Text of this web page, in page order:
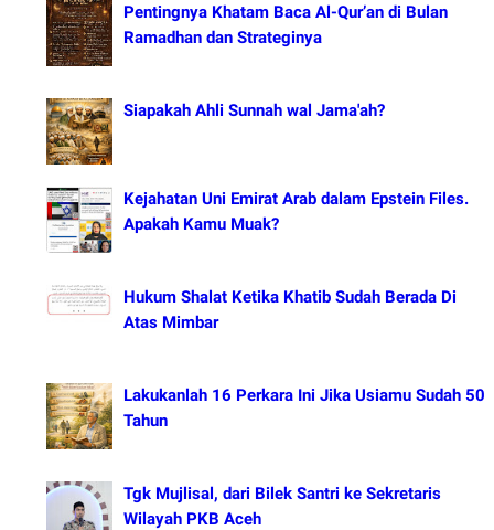
Pentingnya Khatam Baca Al-Qur’an di Bulan
Ramadhan dan Strateginya
Siapakah Ahli Sunnah wal Jama'ah?
Kejahatan Uni Emirat Arab dalam Epstein Files.
Apakah Kamu Muak?
Hukum Shalat Ketika Khatib Sudah Berada Di
Atas Mimbar
Lakukanlah 16 Perkara Ini Jika Usiamu Sudah 50
Tahun
Tgk Mujlisal, dari Bilek Santri ke Sekretaris
Wilayah PKB Aceh